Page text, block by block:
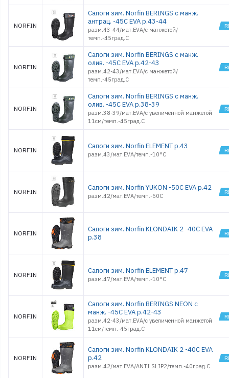
NORFIN
Сапоги зим. Norfin BERINGS с манж.
антрац. -45С EVA р.43-44
разм.43-44/мат.EVA/с манжетой/
темп.-45град.С
NORFIN
Сапоги зим. Norfin BERINGS с манж.
олив. -45С EVA р.42-43
разм.42-43/мат.EVA/с манжетой/
темп.-45град.С
NORFIN
Сапоги зим. Norfin BERINGS с манж.
олив. -45С EVA р.38-39
разм.38-39/мат.EVA/с увеличенной манжетой
11см/темп.-45град.С
NORFIN Сапоги зим. Norfin ELEMENT р.43
разм.43/мат.EVA/темп.-10°С
NORFIN Сапоги зим. Norfin YUKON -50С EVA р.42
разм.42/мат.EVA/темп.-50С
NORFIN
Сапоги зим. Norfin KLONDAIK 2 -40С EVA
р.38
NORFIN Сапоги зим. Norfin ELEMENT р.47
разм.47/мат.EVA/темп.-10°С
NORFIN
Сапоги зим. Norfin BERINGS NEON с
манж. -45С EVA р.42-43
разм.42-43/мат.EVA/с увеличенной манжетой
11см/темп.-45град.С
NORFIN
Сапоги зим. Norfin KLONDAIK 2 -40С EVA
р.42
разм.42/мат.EVA/ANTI SLIP2/темп.-40град.С